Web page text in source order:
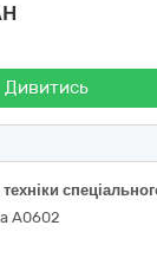
Дивитись
А0602